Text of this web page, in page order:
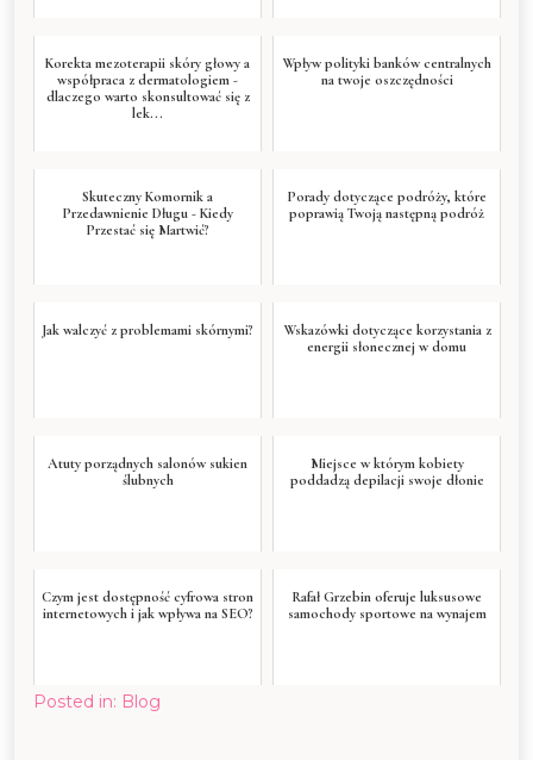
Korekta mezoterapii skóry głowy a
współpraca z dermatologiem -
dlaczego warto skonsultować się z
lek...
Wpływ polityki banków centralnych
na twoje oszczędności
Skuteczny Komornik a
Przedawnienie Długu - Kiedy
Przestać się Martwić?
Porady dotyczące podróży, które
poprawią Twoją następną podróż
Jak walczyć z problemami skórnymi?
Wskazówki dotyczące korzystania z
energii słonecznej w domu
Atuty porządnych salonów sukien
ślubnych
Miejsce w którym kobiety
poddadzą depilacji swoje dłonie
Czym jest dostępność cyfrowa stron
internetowych i jak wpływa na SEO?
Rafał Grzebin oferuje luksusowe
samochody sportowe na wynajem
Posted in: Blog